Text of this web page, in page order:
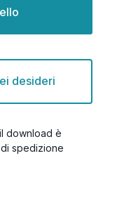
desideri
download è
spedizione